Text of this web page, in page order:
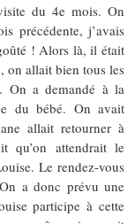
du 4e mois. On
précédente, j’avais
! Alors là, il était
on allait bien tous les
On a demandé à la
du bébé. On avait
allait retourner à
qu’on attendrait le
Le rendez-vous
a donc prévu une
participe à cette